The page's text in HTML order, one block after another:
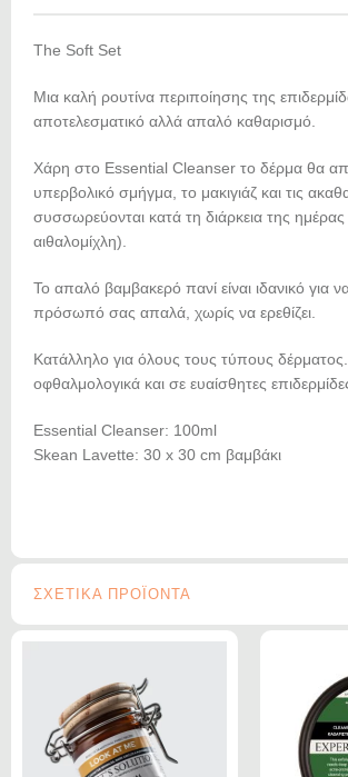
The Soft Set
Μια καλή ρουτίνα περιποίησης της
αποτελεσματικό αλλά απαλό καθαρισμό.
Χάρη στο Essential Cleanser το δέρμα θα
υπερβολικό σμήγμα, το μακιγιάζ και τις
συσσωρεύονται κατά τη διάρκεια της
αιθαλομίχλη).
Το απαλό βαμβακερό πανί είναι ιδανικό για
πρόσωπό σας απαλά, χωρίς να ερεθίζει.
Κατάλληλο για όλους τους τύπους
οφθαλμολογικά και σε ευαίσθητες
Essential Cleanser: 100ml
Skean Lavette: 30 x 30 cm βαμβάκι
ΣΧΕΤΙΚΑ ΠΡΟΪΟΝΤΑ